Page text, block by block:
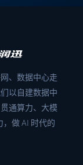
、数据中心走
以自建数据中
通算力、大模
，做 AI 时代的